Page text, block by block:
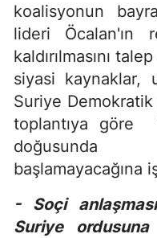
koalisyonun
lideri Öcalan'ın
kaldırılmasını
siyasi kaynaklar,
Suriye Demokratik
toplantıya göre
doğusunda
başlamayacağına
- Soçi
Suriye ordusuna